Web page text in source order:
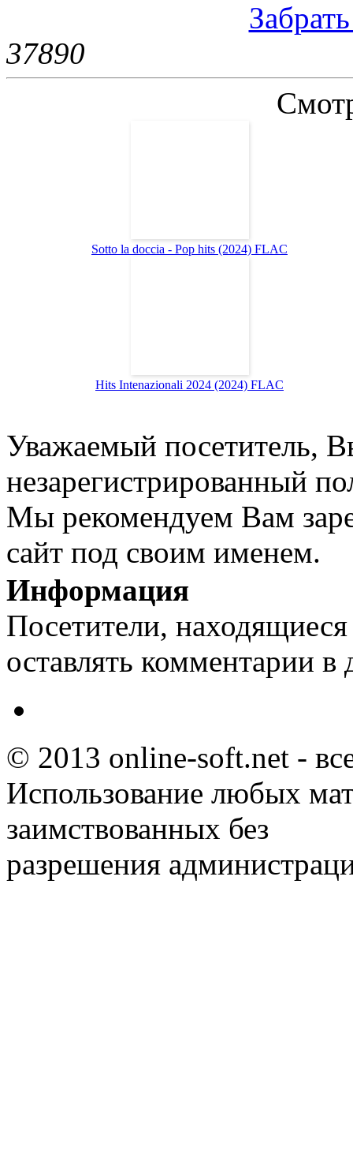
37890
Sotto la doccia - Pop hits (2024) FLAC
Hits Intenazionali 2024 (2024) FLAC
Уважаемый посетитель,
незарегистрированный
Мы рекомендуем Вам
сайт под своим именем.
Информация
Посетители,
оставлять комментарии в
© 2013 online-soft.net -
Использование любых
заимствованных без
разрешения